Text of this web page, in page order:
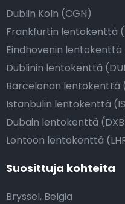
Dublin Köln (CGN)
Frankfurtin lentokenttä
Eindhovenin lentokenttä
Dublinin lentokenttä
Barcelonan lentokenttä
Istanbulin lentokenttä
Dubain lentokenttä
Lontoon lentokenttä
Suosittuja kohteita
Bryssel, Belgia